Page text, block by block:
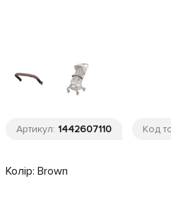
Артикул: 1442607110 Код
Колір: Brown